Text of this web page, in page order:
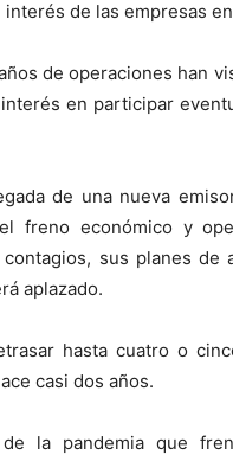
de las empresas
de operaciones han
en participar
de una nueva
freno económico y
sus planes de
aplazado.
hasta cuatro o
casi dos años.
la pandemia que